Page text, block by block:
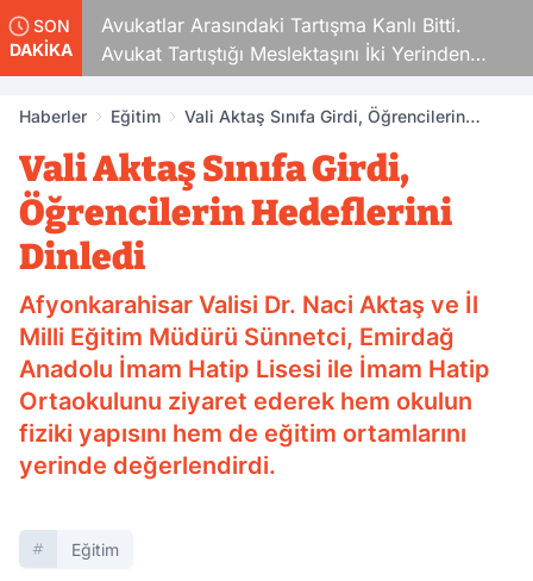
SON
DAKİKA
Avukatlar Arasındaki Tartışma Kanlı Bitti.
Avukat Tartıştığı Meslektaşını İki Yerinden
Vurdu
Haberler Eğitim
Vali Aktaş Sınıfa Girdi, Öğrencilerin
Vali Aktaş Sınıfa Girdi,
Öğrencilerin Hedeflerini
Dinledi
Afyonkarahisar Valisi Dr. Naci Aktaş ve İl
Milli Eğitim Müdürü Sünnetci, Emirdağ
Anadolu İmam Hatip Lisesi ile İmam Hatip
Ortaokulunu ziyaret ederek hem okulun
fiziki yapısını hem de eğitim ortamlarını
yerinde değerlendirdi.
Eğitim